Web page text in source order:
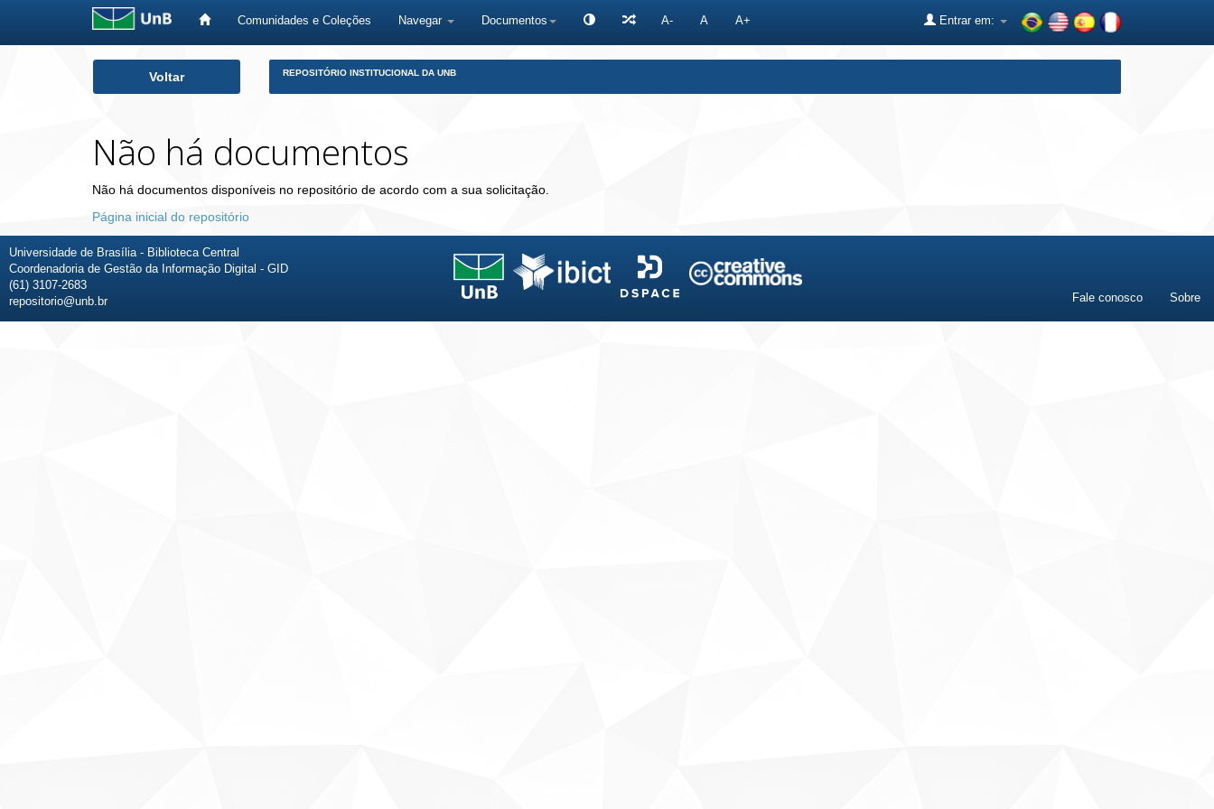
Comunidades e Coleções Navegar Documentos A- A A+ Entrar em:
Voltar REPOSITÓRIO INSTITUCIONAL DA UNB
Não há documentos
Não há documentos disponíveis no repositório de acordo com a sua solicitação.
Página inicial do repositório
Universidade de Brasília - Biblioteca Central
Coordenadoria de Gestão da Informação Digital - GID
(61) 3107-2683
repositorio@unb.br
Fale conosco Sobre